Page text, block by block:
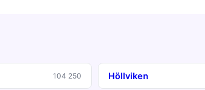
104 250 Höllviken